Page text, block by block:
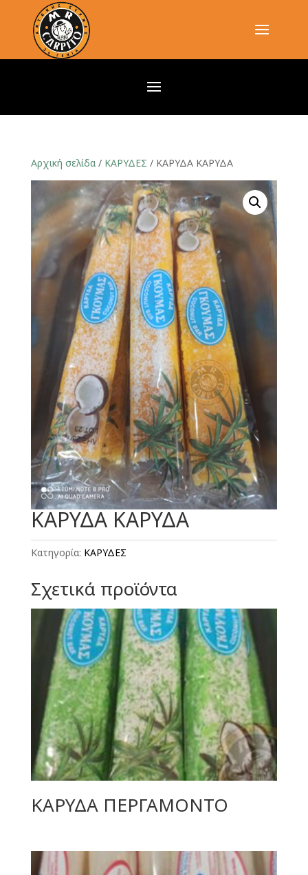
Αρχική σελίδα/ ΚΑΡΥΔΕΣ / ΚΑΡΥΔΑ ΚΑΡΥΔΑ
ΚΑΡΥΔΑ ΚΑΡΥΔΑ
Κατηγορία: ΚΑΡΥΔΕΣ
Σχετικά προϊόντα
ΚΑΡΥΔΑ ΠΕΡΓΑΜΟΝΤΟ